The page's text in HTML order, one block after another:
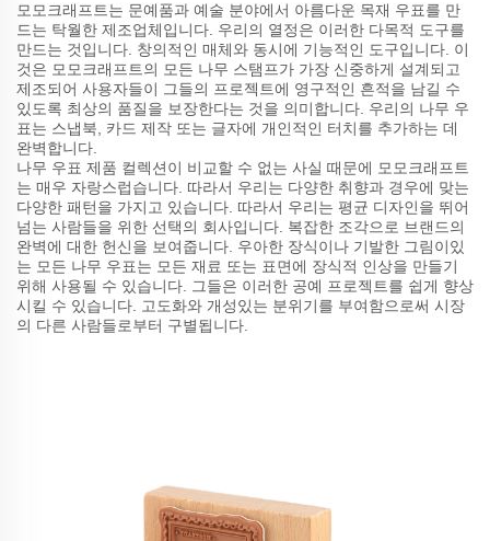
모모크래프트는 문예품과 예술 분야에서 아름다운 목재 우표를 만
드는 탁월한 제조업체입니다. 우리의 열정은 이러한 다목적 도구를
만드는 것입니다. 창의적인 매체와 동시에 기능적인 도구입니다. 이
것은 모모크래프트의 모든 나무 스탬프가 가장 신중하게 설계되고
제조되어 사용자들이 그들의 프로젝트에 영구적인 흔적을 남길 수
있도록 최상의 품질을 보장한다는 것을 의미합니다. 우리의 나무 우
표는 스냅북, 카드 제작 또는 글자에 개인적인 터치를 추가하는 데
완벽합니다.
나무 우표 제품 컬렉션이 비교할 수 없는 사실 때문에 모모크래프트
는 매우 자랑스럽습니다. 따라서 우리는 다양한 취향과 경우에 맞는
다양한 패턴을 가지고 있습니다. 따라서 우리는 평균 디자인을 뛰어
넘는 사람들을 위한 선택의 회사입니다. 복잡한 조각으로 브랜드의
완벽에 대한 헌신을 보여줍니다. 우아한 장식이나 기발한 그림이있
는 모든 나무 우표는 모든 재료 또는 표면에 장식적 인상을 만들기
위해 사용될 수 있습니다. 그들은 이러한 공예 프로젝트를 쉽게 향상
시킬 수 있습니다. 고도화와 개성있는 분위기를 부여함으로써 시장
의 다른 사람들로부터 구별됩니다.